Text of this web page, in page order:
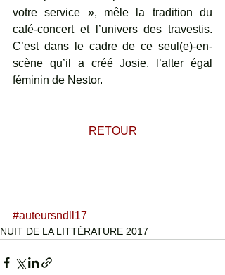
votre service », mêle la tradition du
café-concert et l’univers des travestis.
C’est dans le cadre de ce seul(e)-en-
scène qu’il a créé Josie, l’alter égal
féminin de Nestor.
RETOUR
#auteursndll17
NUIT DE LA LITTÉRATURE 2017